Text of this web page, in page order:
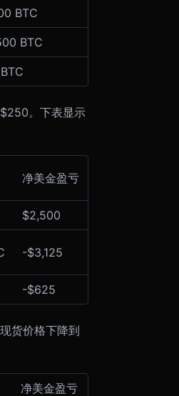
BTC
BTC
。下表显示
净美金盈亏
$2,500
-$3,125
-$625
货价格下降到
净美金盈亏